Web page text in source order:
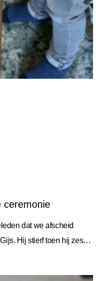
ceremonie
dat we afscheid
Hij stierf toen hij zes